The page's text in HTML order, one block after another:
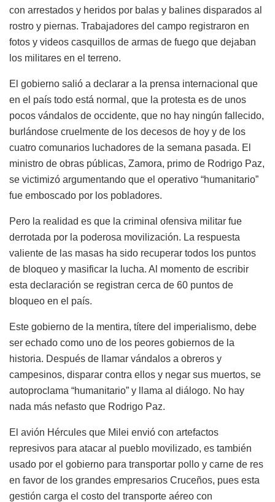
con arrestados y heridos por balas y balines disparados al
rostro y piernas. Trabajadores del campo registraron en
fotos y videos casquillos de armas de fuego que dejaban
los militares en el terreno.
El gobierno salió a declarar a la prensa internacional que
en el país todo está normal, que la protesta es de unos
pocos vándalos de occidente, que no hay ningún fallecido,
burlándose cruelmente de los decesos de hoy y de los
cuatro comunarios luchadores de la semana pasada. El
ministro de obras públicas, Zamora, primo de Rodrigo Paz,
se victimizó argumentando que el operativo “humanitario”
fue emboscado por los pobladores.
Pero la realidad es que la criminal ofensiva militar fue
derrotada por la poderosa movilización. La respuesta
valiente de las masas ha sido recuperar todos los puntos
de bloqueo y masificar la lucha. Al momento de escribir
esta declaración se registran cerca de 60 puntos de
bloqueo en el país.
Este gobierno de la mentira, títere del imperialismo, debe
ser echado como uno de los peores gobiernos de la
historia. Después de llamar vándalos a obreros y
campesinos, disparar contra ellos y negar sus muertos, se
autoproclama “humanitario” y llama al diálogo. No hay
nada más nefasto que Rodrigo Paz.
El avión Hércules que Milei envió con artefactos
represivos para atacar al pueblo movilizado, es también
usado por el gobierno para transportar pollo y carne de res
en favor de los grandes empresarios Cruceños, pues esta
gestión carga el costo del transporte aéreo con